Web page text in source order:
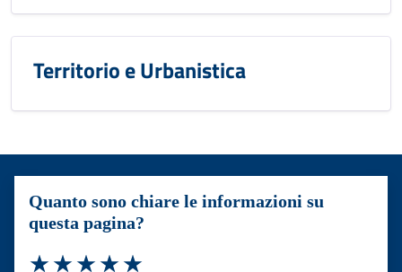
Territorio e Urbanistica
Quanto sono chiare le informazioni su
questa pagina?